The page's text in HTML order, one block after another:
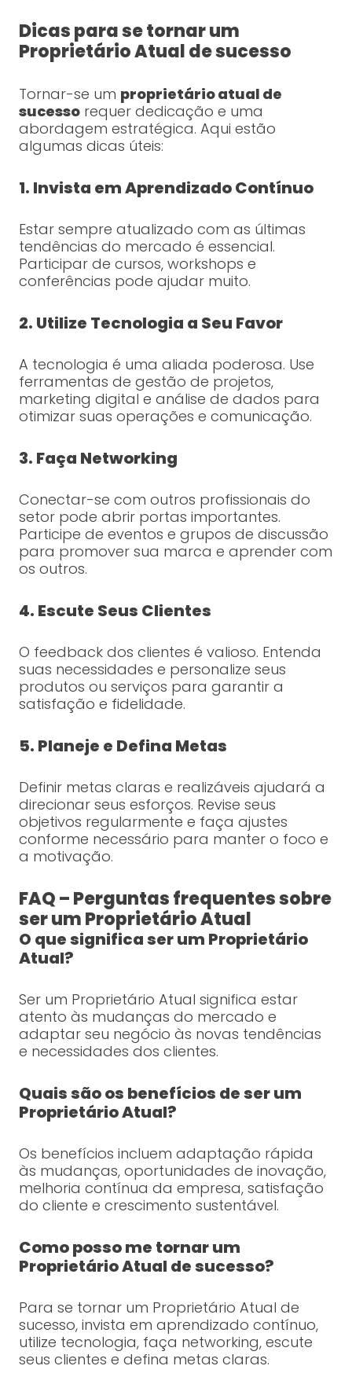
Dicas para se tornar um
Proprietário Atual de sucesso
Tornar-se um proprietário atual de
sucessorequer dedicação e uma
abordagem estratégica. Aqui estão
algumas dicas úteis:
1. Invista em Aprendizado Contínuo
Estar sempre atualizado com as últimas
tendências do mercado é essencial.
Participar de cursos, workshops e
conferências pode ajudar muito.
2. Utilize Tecnologia a Seu Favor
A tecnologia é uma aliada poderosa. Use
ferramentas de gestão de projetos,
marketing digital e análise de dados para
otimizar suas operações e comunicação.
3. Faça Networking
Conectar-se com outros profissionais do
setor pode abrir portas importantes.
Participe de eventos e grupos de discussão
para promover sua marca e aprender com
os outros.
4. Escute Seus Clientes
O feedback dos clientes é valioso. Entenda
suas necessidades e personalize seus
produtos ou serviços para garantir a
satisfação e fidelidade.
5. Planeje e Defina Metas
Definir metas claras e realizáveis ajudará a
direcionar seus esforços. Revise seus
objetivos regularmente e faça ajustes
conforme necessário para manter o foco e
a motivação.
FAQ – Perguntas frequentes sobre
ser um Proprietário Atual
O que significa ser um Proprietário
Atual?
Ser um Proprietário Atual significa estar
atento às mudanças do mercado e
adaptar seu negócio às novas tendências
e necessidades dos clientes.
Quais são os benefícios de ser um
Proprietário Atual?
Os benefícios incluem adaptação rápida
às mudanças, oportunidades de inovação,
melhoria contínua da empresa, satisfação
do cliente e crescimento sustentável.
Como posso me tornar um
Proprietário Atual de sucesso?
Para se tornar um Proprietário Atual de
sucesso, invista em aprendizado contínuo,
utilize tecnologia, faça networking, escute
seus clientes e defina metas claras.